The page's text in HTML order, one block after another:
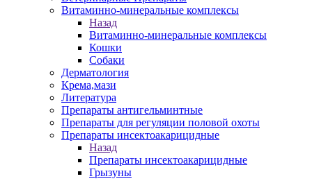
Витаминно-минеральные комплексы
Назад
Витаминно-минеральные комплексы
Кошки
Собаки
Дерматология
Крема,мази
Литература
Препараты антигельминтные
Препараты для регуляции половой охоты
Препараты инсектоакарицидные
Назад
Препараты инсектоакарицидные
Грызуны